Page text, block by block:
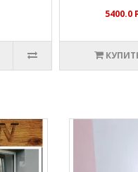
5400.0